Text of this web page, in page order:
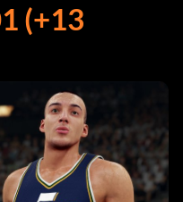
(+13